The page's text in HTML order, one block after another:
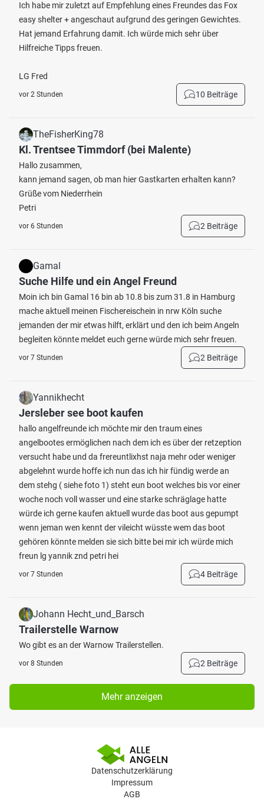
Ich habe mir zuletzt auf Empfehlung eines Freundes das Fox
easy shelter + angeschaut aufgrund des geringen Gewichtes.
Hat jemand Erfahrung damit. Ich würde mich sehr über
Hilfreiche Tipps freuen.
LG Fred
vor 2 Stunden 10 Beiträge
TheFisherKing78
Kl. Trentsee Timmdorf (bei Malente)
Hallo zusammen,
kann jemand sagen, ob man hier Gastkarten erhalten kann?
Grüße vom Niederrhein
Petri
vor 6 Stunden 2 Beiträge
Gamal
Suche Hilfe und ein Angel Freund
Moin ich bin Gamal 16 bin ab 10.8 bis zum 31.8 in Hamburg
mache aktuell meinen Fischereischein in nrw Köln suche
jemanden der mir etwas hilft, erklärt und den ich beim Angeln
begleiten könnte meldet euch gerne würde mich sehr freuen.
vor 7 Stunden 2 Beiträge
Yannikhecht
Jersleber see boot kaufen
hallo angelfreunde ich möchte mir den traum eines
angelbootes ermöglichen nach dem ich es über der retzeption
versucht habe und da frereuntlixhst naja mehr oder weniger
abgelehnt wurde hoffe ich nun das ich hir fündig werde an
dem stehg ( siehe foto 1) steht eun boot welches bis vor einer
woche noch voll wasser und eine starke schräglage hatte
würde ich gerne kaufen aktuell wurde das boot aus gepumpt
wenn jeman wen kennt der vileicht wüsste wem das boot
gehören könnte melden sie sich bitte bei mir ich würde mich
freun lg yannik znd petri hei
vor 7 Stunden 4 Beiträge
Johann Hecht_und_Barsch
Trailerstelle Warnow
Wo gibt es an der Warnow Trailerstellen.
vor 8 Stunden 2 Beiträge
Mehr anzeigen
Datenschutzerklärung
Impressum
AGB